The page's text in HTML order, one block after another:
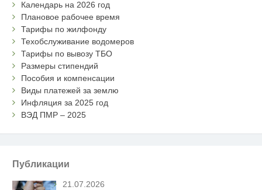
Календарь на 2026 год
Плановое рабочее время
Тарифы по жилфонду
Техобслуживание водомеров
Тарифы по вывозу ТБО
Размеры стипендий
Пособия и компенсации
Виды платежей за землю
Инфляция за 2025 год
ВЭД ПМР – 2025
Публикации
21.07.2026